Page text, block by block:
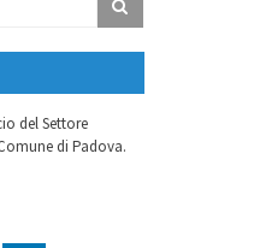
del Settore
di Padova.